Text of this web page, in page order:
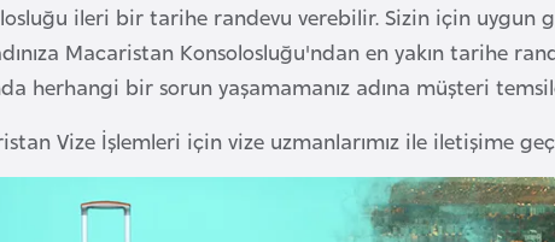
ileri bir tarihe randevu verebilir. Sizin için
Macaristan Konsolosluğu'ndan en yakın tarihe
herhangi bir sorun yaşamamanız adına müşteri
Vize İşlemleri için vize uzmanlarımız ile iletişime